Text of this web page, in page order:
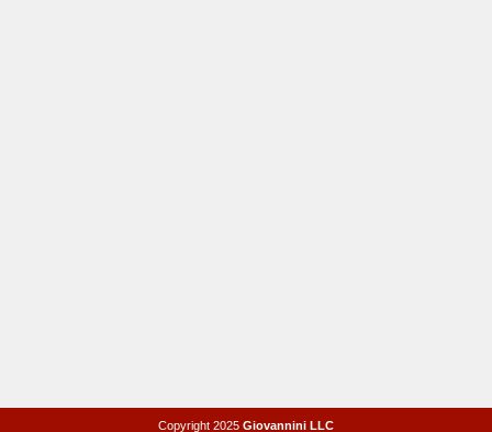
Copyright 2025 Giovannini LLC